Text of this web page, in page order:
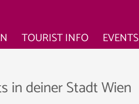
TOURIST INFO EVENTS
in deiner Stadt Wien